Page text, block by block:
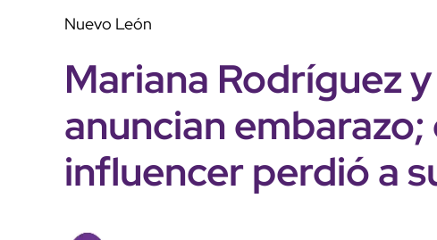
Nuevo León
Mariana Rodríguez
anuncian
influencer perdió a